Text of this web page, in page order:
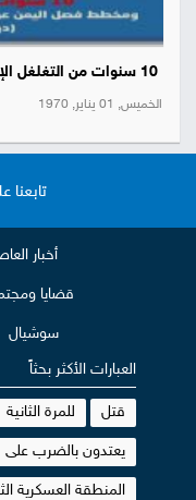
الخميس, 01 يناير, 1970
تابعنا
أخبار
قضايا
سوشيال
العبارات الأكثر بحثاً
قتل للمرة الثانية
يعتدون بالضرب على
المنطقة العسكرية